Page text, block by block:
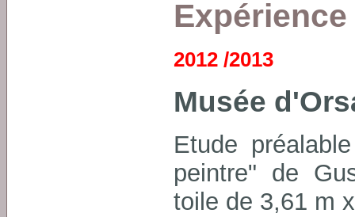
2012 /2013
Musée
Etude
peintre" de
toile de 3,61 m